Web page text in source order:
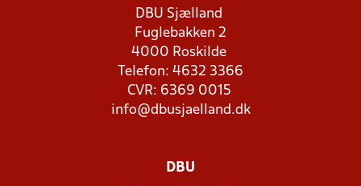
DBU Sjælland
Fuglebakken 2
4000 Roskilde
Telefon: 4632 3366
CVR: 6369 0015
info@dbusjaelland.dk
DBU